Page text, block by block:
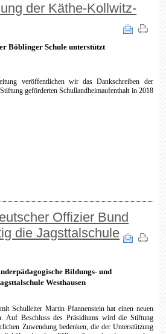
der Käthe-Kollwitz-
Böblinger Schule unterstützt
veröffentlichen wir das Dankschreiben der
geförderten Schullandheimaufenthalt in 2018
Offizier Bund
die Jagsttalschule
Bildungs- und
Westhausen
Schulleiter Martin Pfannenstein hat einen neuen
Auf Beschluss des Präsidiums wird die Stiftung
Zuwendung bedenken, die der Unterstützung